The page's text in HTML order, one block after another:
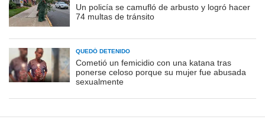
Un policía se camufló de arbusto y logró hacer
74 multas de tránsito
QUEDÓ DETENIDO
Cometió un femicidio con una katana tras
ponerse celoso porque su mujer fue abusada
sexualmente